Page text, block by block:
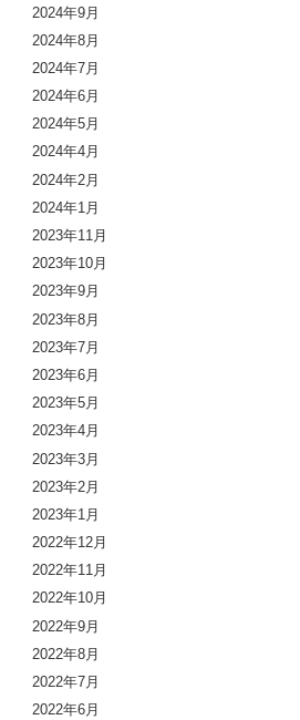
2024年9月
2024年8月
2024年7月
2024年6月
2024年5月
2024年4月
2024年2月
2024年1月
2023年11月
2023年10月
2023年9月
2023年8月
2023年7月
2023年6月
2023年5月
2023年4月
2023年3月
2023年2月
2023年1月
2022年12月
2022年11月
2022年10月
2022年9月
2022年8月
2022年7月
2022年6月